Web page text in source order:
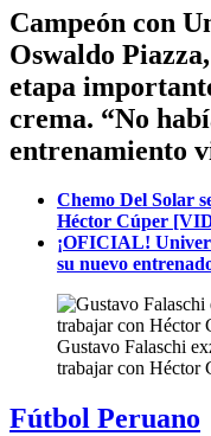
Campeón con
Oswaldo
etapa
crema. “No
entrenamiento
Chemo Del Solar
Héctor Cúper
¡OFICIAL!
su nuevo
Gustavo Falaschi
trabajar con Héctor
Fútbol Peruano